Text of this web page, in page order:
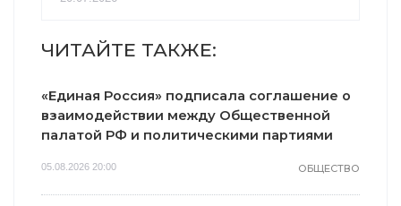
ЧИТАЙТЕ ТАКЖЕ:
«Единая Россия» подписала соглашение о
взаимодействии между Общественной
палатой РФ и политическими партиями
05.08.2026 20:00 ОБЩЕСТВО